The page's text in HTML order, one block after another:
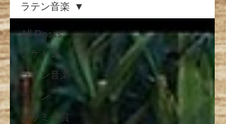
All Posts
レゲトン
ラテン音楽
ラテン
グラミー賞
ラテン音楽